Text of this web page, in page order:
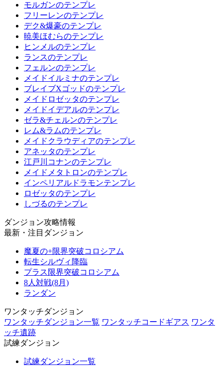
モルガンのテンプレ
フリーレンのテンプレ
デク&爆豪のテンプレ
暁美ほむらのテンプレ
ヒンメルのテンプレ
ランスのテンプレ
フェルンのテンプレ
メイドイルミナのテンプレ
ブレイブXゴッドのテンプレ
メイドロゼッタのテンプレ
メイドイデアルのテンプレ
ゼラ&チェルンのテンプレ
レム&ラムのテンプレ
メイドクラウディアのテンプレ
アネッタのテンプレ
江戸川コナンのテンプレ
メイドメタトロンのテンプレ
インペリアルドラモンテンプレ
ロゼッタのテンプレ
しづるのテンプレ
ダンジョン攻略情報
最新・注目ダンジョン
魔夏の+限界突破コロシアム
転生シルヴィ降臨
プラス限界突破コロシアム
8人対戦(8月)
ランダン
ワンタッチダンジョン
ワンタッチダンジョン一覧 ワンタッチコードギアス ワンタ
ッチ遺跡
試練ダンジョン
試練ダンジョン一覧